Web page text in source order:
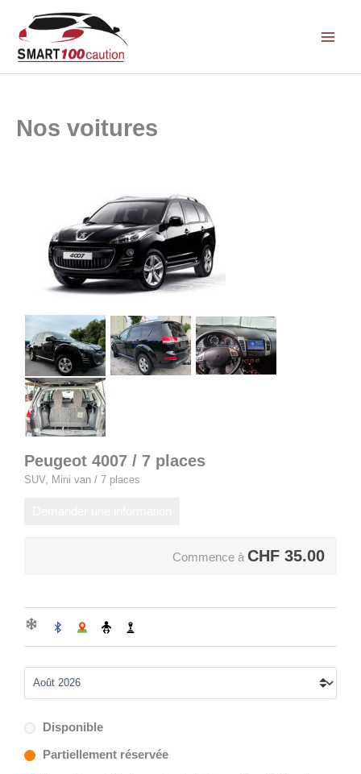
contenu
Nos voitures
Peugeot 4007 / 7 places
SUV, Mini van / 7 places
Commence à CHF 35.00
Disponible
Partiellement réservée